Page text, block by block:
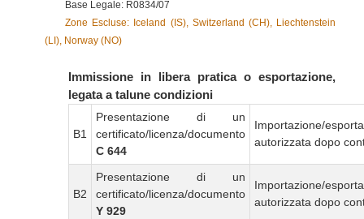
Base Legale: R0834/07
Zone Escluse: Iceland (IS), Switzerland (CH), Liechtenstein
(LI), Norway (NO)
Immissione in libera pratica o esportazione,
legata a talune condizioni
B1
Presentazione di un
certificato/licenza/documento
C 644
Importazione/
autorizzata dopo
B2
Presentazione di un
certificato/licenza/documento
Y 929
Importazione/
autorizzata dopo